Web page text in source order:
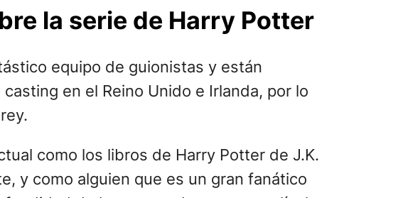
la serie de Harry Potter
equipo de guionistas y están
en el Reino Unido e Irlanda, por lo
como los libros de Harry Potter de J.K.
y como alguien que es un gran fanático